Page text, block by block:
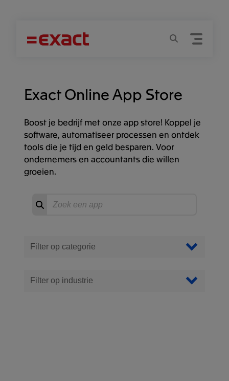
Menu
Zoeken
Exact Online App Store
Boost je bedrijf met onze app store! Koppel je
software, automatiseer processen en ontdek
tools die je tijd en geld besparen. Voor
ondernemers en accountants die willen
groeien.
Zoeken
Start
Filter Apps
Filter op categorie
Filter op industrie